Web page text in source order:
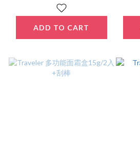
ADD TO CART